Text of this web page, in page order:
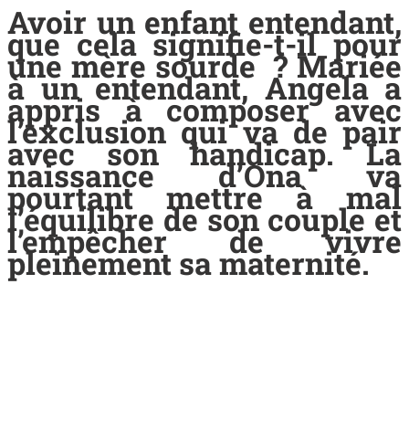
Avoir un enfant entendant,
que cela signifie-t-il pour
une mère sourde ? Mariée
à un entendant, Angela a
appris à composer avec
l’exclusion qui va de pair
avec son handicap. La
naissance d’Ona va
pourtant mettre à mal
l’équilibre de son couple et
l’empêcher de vivre
pleinement sa maternité.